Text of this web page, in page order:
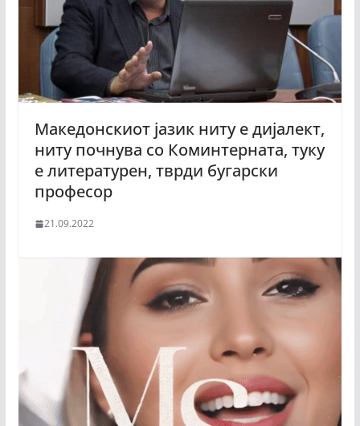
Македонскиот јазик ниту е дијалект,
ниту почнува со Коминтерната, туку
е литературен, тврди бугарски
професор
21.09.2022